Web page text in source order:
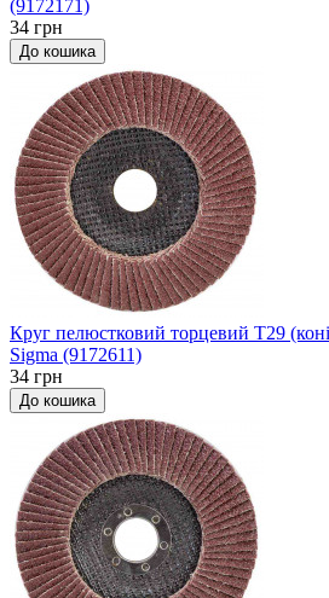
(9172171)
34 грн
До кошика
Круг пелюстковий торцевий Т29
Sigma (9172611)
34 грн
До кошика